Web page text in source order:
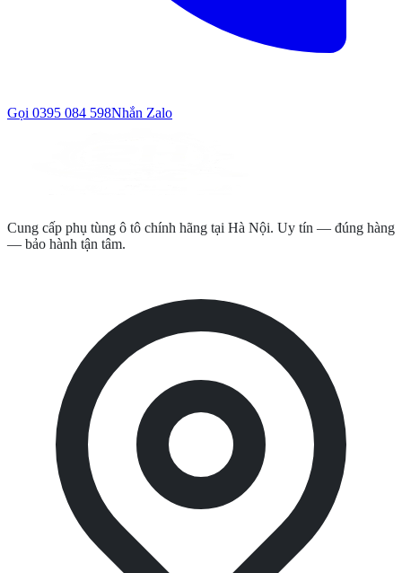
Gọi 0395 084 598Nhắn Zalo
Cung cấp phụ tùng ô tô chính hãng tại Hà Nội. Uy tín — đúng hàng
— bảo hành tận tâm.